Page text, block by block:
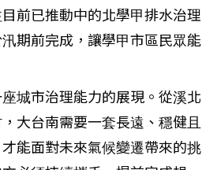
前已推動中的北學甲排水治理
期前完成，讓學甲市區民眾能
城市治理能力的展現。從溪北
大台南需要一套長遠、穩健且
能面對未來氣候變遷帶來的挑